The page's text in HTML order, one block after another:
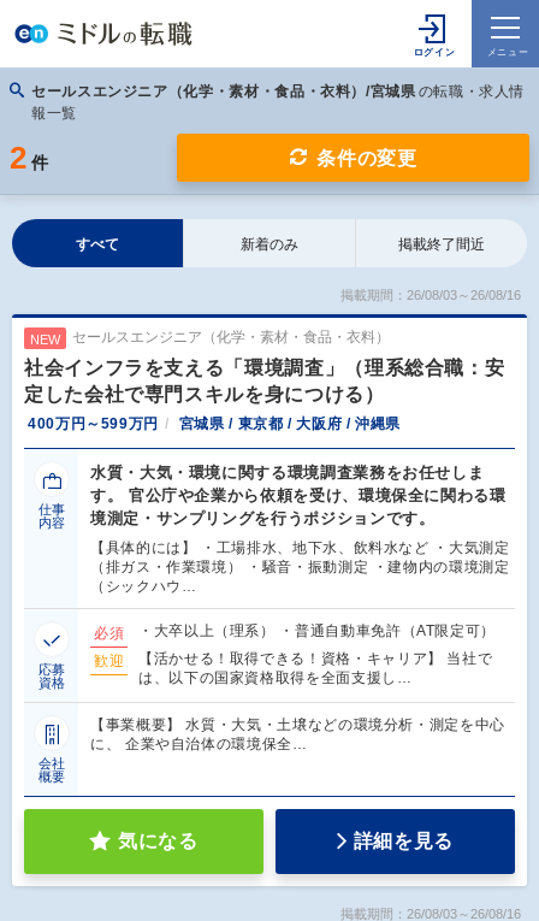
セールスエンジニア（化学・素材・食品・衣料）/宮城県 の転職・求人情
報一覧
2 件 条件の変更
すべて 新着のみ 掲載終了間近
掲載期間：26/08/03～26/08/16
NEW セールスエンジニア（化学・素材・食品・衣料）
社会インフラを支える「環境調査」（理系総合職：安
定した会社で専門スキルを身につける）
400万円～599万円 宮城県 / 東京都 / 大阪府 / 沖縄県
仕事
内容
水質・大気・環境に関する環境調査業務をお任せしま
す。 官公庁や企業から依頼を受け、環境保全に関わる環
境測定・サンプリングを行うポジションです。
【具体的には】 ・工場排水、地下水、飲料水など ・大気測定
（排ガス・作業環境） ・騒音・振動測定 ・建物内の環境測定
（シックハウ…
応募
資格
必須
・大卒以上（理系） ・普通自動車免許（AT限定可）
歓迎
【活かせる！取得できる！資格・キャリア】 当社で
は、以下の国家資格取得を全面支援し…
会社
概要
【事業概要】 水質・大気・土壌などの環境分析・測定を中心
に、 企業や自治体の環境保全…
気になる 詳細を見る
掲載期間：26/08/03～26/08/16